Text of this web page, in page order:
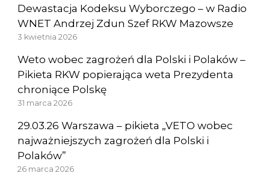
Dewastacja Kodeksu Wyborczego – w Radio
WNET Andrzej Zdun Szef RKW Mazowsze
3 kwietnia 2026
Weto wobec zagrożeń dla Polski i Polaków –
Pikieta RKW popierająca weta Prezydenta
chroniące Polskę
31 marca 2026
29.03.26 Warszawa – pikieta „VETO wobec
najważniejszych zagrożeń dla Polski i
Polaków”
26 marca 2026